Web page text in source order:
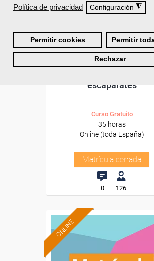
Política de privacidad
Configuración ◮
Permitir cookies Permitir
Rechazar
Cursos Femxa
escaparates
Curso Gratuito
35 horas
Online (toda España)
Matrícula cerrada
0 126
ONLINE